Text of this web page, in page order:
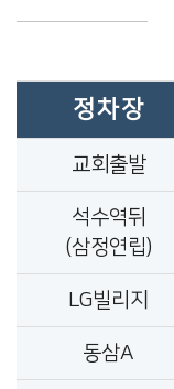
정차장
교회출발
석수역뒤
(삼정연립)
LG빌리지
동삼A